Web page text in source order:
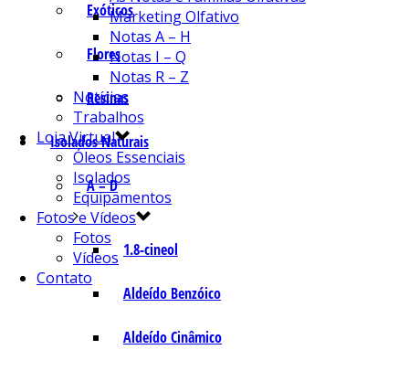
Exóticos
Flores
Resinas
Isolados Naturais
A – D
1.8-cineol
Aldeído Benzóico
Aldeído Cinâmico
Marketing Olfativo
Notas A – H
Notas I – Q
Notas R – Z
Notícias
Trabalhos
Loja Virtual
Óleos Essenciais
Isolados
Equipamentos
Fotos e Vídeos
Fotos
Vídeos
Contato